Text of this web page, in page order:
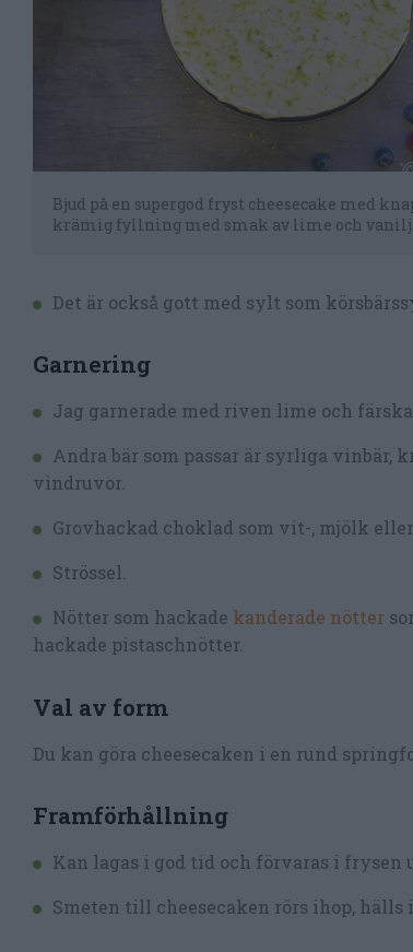
Bjud på en supergod fryst cheesecake med
krämig fyllning med smak av lime och vanilj.
Det är också gott med sylt som
Garnering
Jag garnerade med riven lime och
Andra bär som passar är syrliga vinbär,
vindruvor.
Grovhackad choklad som vit-, mjölk
Strössel.
Nötter som hackade kanderade nötter
hackade pistaschnötter.
Val av form
Du kan göra cheesecaken i en rund
Framförhållning
Kan lagas i god tid och förvaras i frysen
Smeten till cheesecaken rörs ihop,